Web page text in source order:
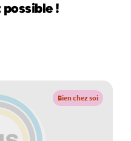
possible !
Bien chez soi